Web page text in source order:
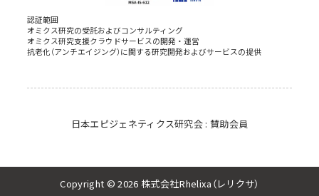
認証範囲
オミクス研究の受託およびコンサルティング
オミクス研究支援クラウドサービスの開発・運営
抗老化（アンチエイジング）に関する研究開発およびサービスの提供
日本エピジェネティクス研究会 : 賛助会員
Copyright © 2026 株式会社Rhelixa（レリクサ）